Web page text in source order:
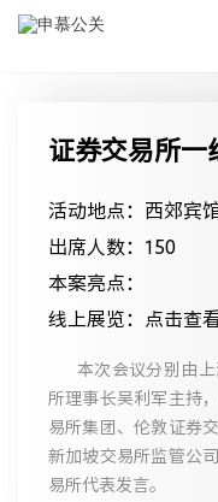
证券交易所一
活动地点：西郊宾
出席人数：150
本案亮点：
线上展览：点击查
本次会议分别由上
所理事长吴利军主持
易所集团、伦敦证券
新加坡交易所监管公
易所代表发言。